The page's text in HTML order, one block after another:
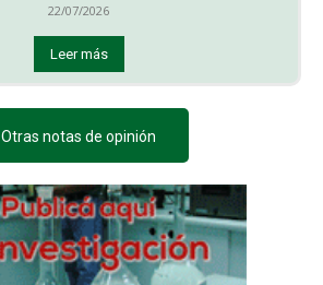
22/07/2026
Leer más
Otras notas de opinión